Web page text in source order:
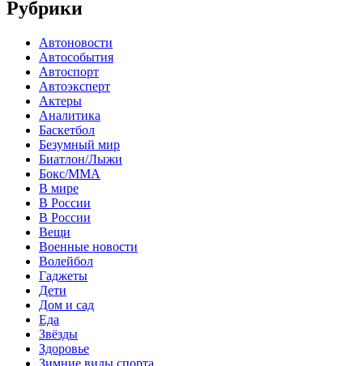
Рубрики
Автоновости
Автособытия
Автоспорт
Автоэксперт
Актеры
Аналитика
Баскетбол
Безумный мир
Биатлон/Лыжи
Бокс/MMA
В мире
В России
В России
Вещи
Военные новости
Волейбол
Гаджеты
Дети
Дом и сад
Еда
Звёзды
Здоровье
Зимние виды спорта